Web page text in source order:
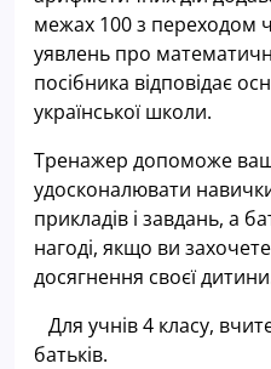
межах 100 з переходом
уявлень про
посібника відповідає
української школи.
Тренажер допоможе
удосконалювати
прикладів і завдань, а
нагоді, якщо ви
досягнення своєї
Для учнів 4 класу,
батьків.